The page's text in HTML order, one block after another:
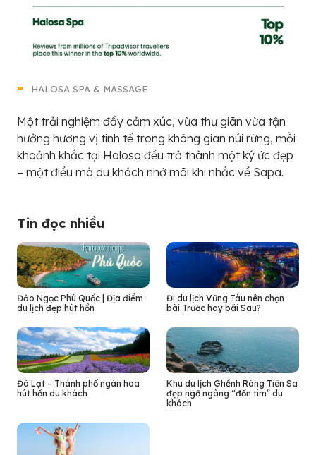
HALOSA SPA & MASSAGE
Một trải nghiệm đầy cảm xúc, vừa thư giãn vừa tận
hưởng hương vị tinh tế trong không gian núi rừng, mỗi
khoảnh khắc tại Halosa đều trở thành một ký ức đẹp
– một điều mà du khách nhớ mãi khi nhắc về Sapa.
Tin đọc nhiều
Đảo Ngọc Phú Quốc | Địa điểm
du lịch đẹp hút hồn
Đi du lịch Vũng Tàu nên chọn
bãi Trước hay bãi Sau?
Đà Lạt – Thành phố ngàn hoa
hút hồn du khách
Khu du lịch Ghềnh Ráng Tiên Sa
đẹp ngỡ ngàng “đốn tim” du
khách